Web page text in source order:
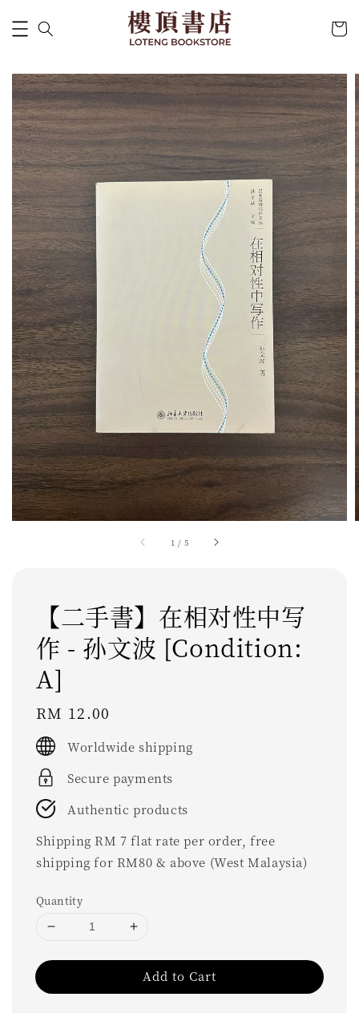
1 / 5
【二手書】在相对性中写
作 - 孙文波 [Condition:
A]
Regular
price
RM 12.00
Worldwide shipping
Secure payments
Authentic products
Shipping RM 7 flat rate per order, free
shipping for RM80 & above (West Malaysia)
Quantity
Add to Cart